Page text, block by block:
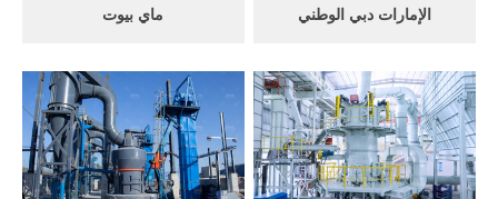
ماي بيوت
والوزن، أي كلما ارتفع قيراط
الذهب كلما ازداد سعر القطعة،
ويشير ارتفاع القيراط إلى
ارتفاع نسبة نقاء الذهب.
الإمارات دبي الوطني
الذهب الأوّل من نوعه في
الإمارات. هذا الحساب شبيه
بأي حساب آخر بالعملات
الأجنبية، وهو مصمّم برمز xau،
ومقوّم بأونصة مؤشّر التداول